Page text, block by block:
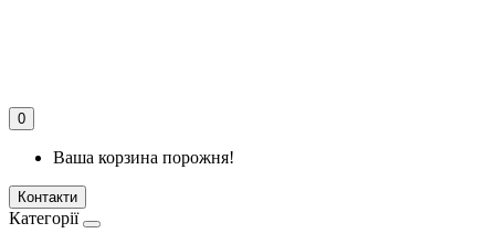
0
Ваша корзина порожня!
Контакти
Категорії